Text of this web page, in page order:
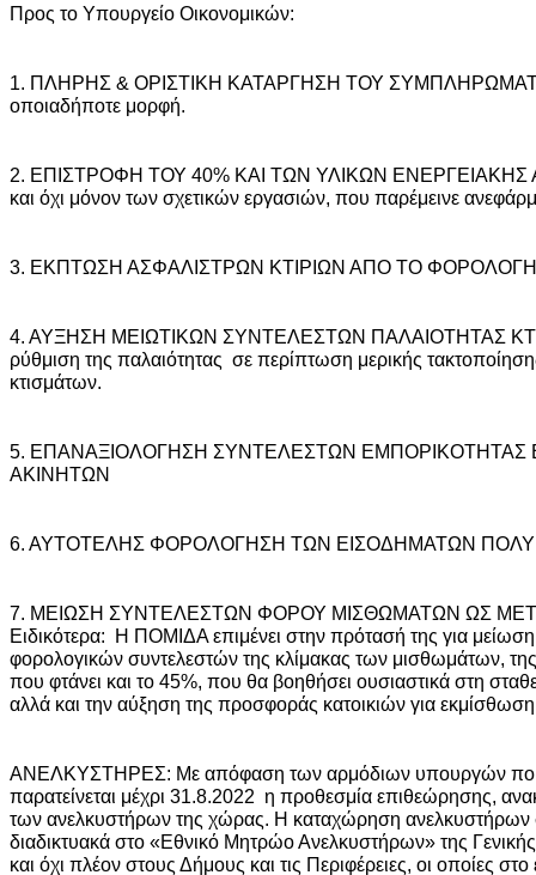
Προς το Υπουργείο Οικονομικών:
1. ΠΛΗΡΗΣ & ΟΡΙΣΤΙΚΗ ΚΑΤΑΡΓΗΣΗ ΤΟΥ
οποιαδήποτε μορφή.
2. ΕΠΙΣΤΡΟΦΗ ΤΟΥ 40% ΚΑΙ ΤΩΝ ΥΛΙΚΩΝ ΕΝΕΡΓΕΙΑΚΗΣ
και όχι μόνον των σχετικών εργασιών, που παρέμεινε
3. ΕΚΠΤΩΣΗ ΑΣΦΑΛΙΣΤΡΩΝ ΚΤΙΡΙΩΝ ΑΠΟ ΤΟ
4. ΑΥΞΗΣΗ ΜΕΙΩΤΙΚΩΝ ΣΥΝΤΕΛΕΣΤΩΝ ΠΑΛΑΙΟΤΗΤΑΣ
ρύθμιση της παλαιότητας σε περίπτωση μερικής
κτισμάτων.
5. ΕΠΑΝΑΞΙΟΛΟΓΗΣΗ ΣΥΝΤΕΛΕΣΤΩΝ ΕΜΠΟΡΙΚΟΤΗΤΑΣ
ΑΚΙΝΗΤΩΝ
6. ΑΥΤΟΤΕΛΗΣ ΦΟΡΟΛΟΓΗΣΗ ΤΩΝ ΕΙΣΟΔΗΜΑΤΩΝ
7. ΜΕΙΩΣΗ ΣΥΝΤΕΛΕΣΤΩΝ ΦΟΡΟΥ ΜΙΣΘΩΜΑΤΩΝ ΩΣ
Ειδικότερα: H ΠΟΜΙΔΑ επιμένει στην πρότασή της για
φορολογικών συντελεστών της κλίμακας των μισθωμάτων,
που φτάνει και το 45%, που θα βοηθήσει ουσιαστικά στη
αλλά και την αύξηση της προσφοράς κατοικιών για
ΑΝΕΛΚΥΣΤΗΡΕΣ: Με απόφαση των αρμόδιων υπουργών που
παρατείνεται μέχρι 31.8.2022 η προθεσμία επιθεώρησης,
των ανελκυστήρων της χώρας. Η καταχώρηση ανελκυστήρων
διαδικτυακά στο «Εθνικό Μητρώο Ανελκυστήρων» της
και όχι πλέον στους Δήμους και τις Περιφέρειες, οι οποίες